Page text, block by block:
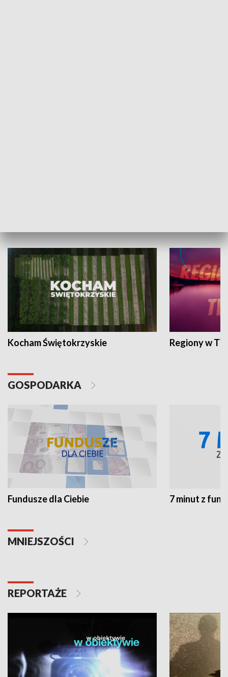
Kocham Świętokrzyskie Regiony w
GOSPODARKA
Fundusze dla Ciebie 7 minut z
MNIEJSZOŚCI
REPORTAŻE